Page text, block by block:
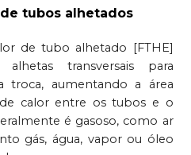
tubos alhetados
de tubo alhetado [FTHE]
transversais para
troca, aumentando a área
calor entre os tubos e o
é gasoso, como ar
gás, água, vapor ou óleo